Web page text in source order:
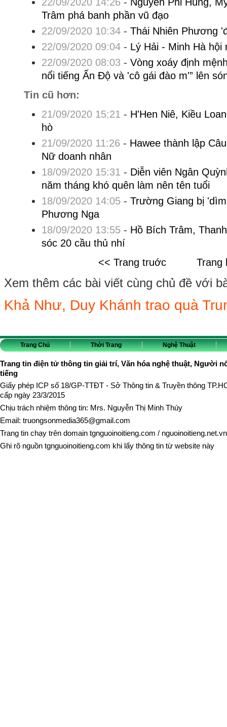
Trâm phá banh phần vũ đạo
22/09/2020 10:34- Thái Nhiên Phương
22/09/2020 09:04- Lý Hải - Minh Hà hội
22/09/2020 08:03 - Vòng xoáy định
nổi tiếng Ấn Độ và 'cô gái đào m'” lên
Tin cũ hơn:
21/09/2020 15:21 - H'Hen Niê, Kiều
hò
21/09/2020 11:26 - Hawee thành lập
Nữ doanh nhân
18/09/2020 15:31 - Diễn viên Ngân
năm tháng khó quên làm nên tên tuổi
18/09/2020 14:05- Trường Giang bị
Phương Nga
18/09/2020 13:55- Hồ Bích Trâm,
sóc 20 cầu thủ nhí
<< Trang truớc
Trang
Xem thêm các bài viết cùng chủ đề với
Khả Như, Duy Khánh trao quà
Trang Chủ Thời Trang Nghệ Thuật
Trang tin điện tử thông tin giải trí, Văn hóa nghệ thuật, Người
tiếng
Giấy phép ICP số 18/GP-TTĐT - Sở Thông tin & Truyền thông
cấp ngày 23/3/2015
Chịu trách nhiệm thông tin: Mrs. Nguyễn Thị Minh Thúy
Email: truongsonmedia365@gmail.com
Trang tin chạy trên domain tgnguoinoitieng.com / nguoinoitieng.net.vn
Ghi rõ nguồn tgnguoinoitieng.com khi lấy thông tin từ website này